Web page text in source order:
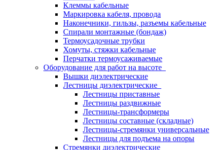
Клеммы кабельные
Маркировка кабеля, провода
Наконечники, гильзы, разъемы кабельные
Спирали монтажные (бондаж)
Термоусадочные трубки
Хомуты, стяжки кабельные
Перчатки термоусаживаемые
Оборудование для работ на высоте
Вышки диэлектрические
Лестницы диэлектрические
Лестницы приставные
Лестницы раздвижные
Лестницы-трансформеры
Лестницы составные (складные)
Лестницы-стремянки универсальные
Лестницы для подъема на опоры
Стремянки диэлектрические